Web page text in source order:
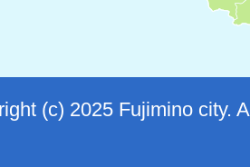
(c) 2025 Fujimino city.